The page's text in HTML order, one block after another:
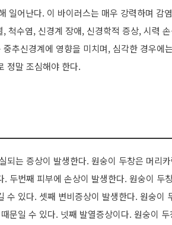
어난다. 이 바이러스는 매우 강력하며 감
척수염, 신경계 장애, 신경학적 증상, 시력
추신경계에 영향을 미치며, 심각한 경우에
정말 조심해야 한다.
는 증상이 발생한다. 원숭이 두창은 머리카
두번째 피부에 손상이 발생한다. 원숭이 두
수 있다. 셋째 변비증상이 발생한다. 원숭이
문일 수 있다. 넷째 발열증상이다. 원숭이 두